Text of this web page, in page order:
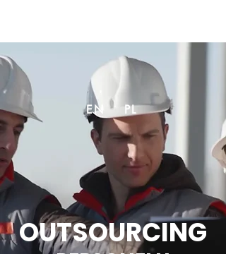
OUTSOURCING
PL
EN